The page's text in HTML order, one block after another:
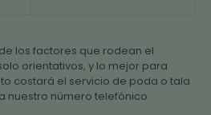
los factores que rodean el
orientativos, y lo mejor para
costará el servicio de poda o tala
nuestro número telefónico.